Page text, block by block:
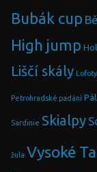
Bubák cup
High jump
Liščí skály Lofoty
Petrohradské padání
Sardinie Skialpy
žula Vysoké